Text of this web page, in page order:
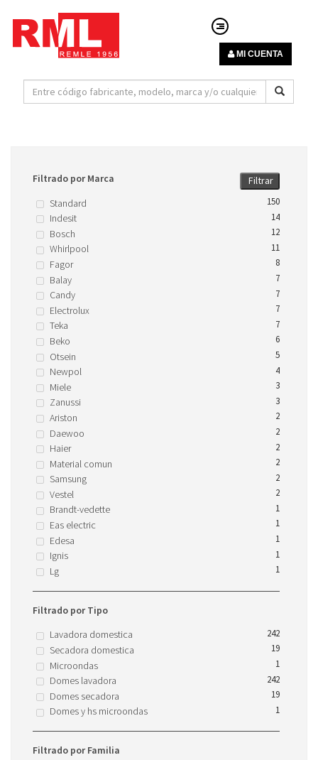
MI CUENTA
Filtrar
Filtrado por Marca
Standard
150
Indesit 14
Bosch 12
Whirlpool 11
Fagor 8
Balay 7
Candy 7
Electrolux 7
Teka 7
Beko 6
Otsein 5
Newpol 4
Miele 3
Zanussi 3
Ariston 2
Daewoo 2
Haier 2
Material comun 2
Samsung 2
Vestel 2
Brandt-vedette 1
Eas electric 1
Edesa 1
Ignis 1
Lg 1
Filtrado por Tipo
Lavadora domestica
242
Secadora domestica 19
Microondas 1
Domes lavadora 242
Domes secadora 19
Domes y hs microondas 1
Filtrado por Familia